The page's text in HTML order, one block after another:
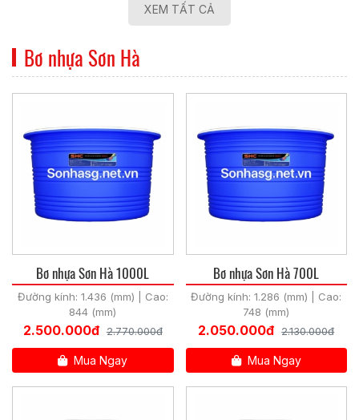
XEM TẤT CẢ
Bơ nhựa Sơn Hà
Bơ nhựa Sơn Hà 1000L
Đường kính: 1.436 (mm) | Cao:
844 (mm)
2.500.000đ 2.770.000đ
Mua Ngay
Bơ nhựa Sơn Hà 700L
Đường kính: 1.286 (mm) | Cao:
748 (mm)
2.050.000đ 2.130.000đ
Mua Ngay